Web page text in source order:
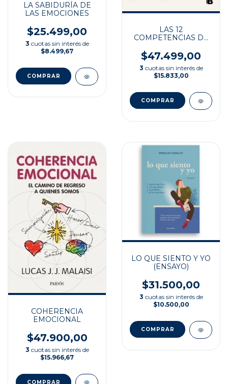
LA SABIDURÍA DE
LAS EMOCIONES
$25.499,00
3 cuotas sin interés de
$8.499,67
LAS 12
COMPETENCIAS DE
EMOCIONAL
$47.499,00
3 cuotas sin interés de
$15.833,00
COHERENCIA
EMOCIONAL
$47.900,00
3 cuotas sin interés de
$15.966,67
LO QUE SIENTO Y YO
(ENSAYO)
$31.500,00
3 cuotas sin interés de
$10.500,00